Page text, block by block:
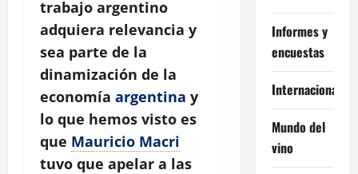
trabajo argentino
adquiera relevancia y
sea parte de la
dinamización de la
economía argentina y
lo que hemos visto es
que Mauricio Macri
tuvo que apelar a las
Informes y
encuestas
Internacional
Mundo del
vino